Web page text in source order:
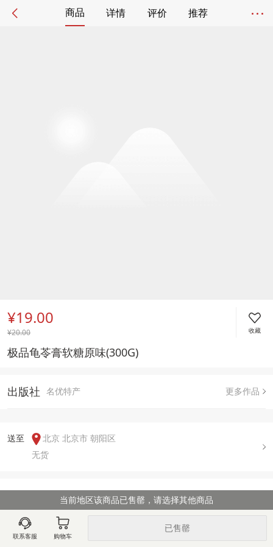
商品 详情 评价 推荐
¥19.00
¥20.00 收藏
极品龟苓膏软糖原味(300G)
出版社 名优特产 更多作品
送至
北京 北京市 朝阳区
无货
当前地区该商品已售罄，请选择其他商品
联系客服 购物车
已售罄